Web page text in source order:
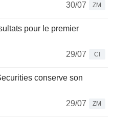
30/07
ZM
pour le premier
29/07
CI
conserve son
29/07
ZM